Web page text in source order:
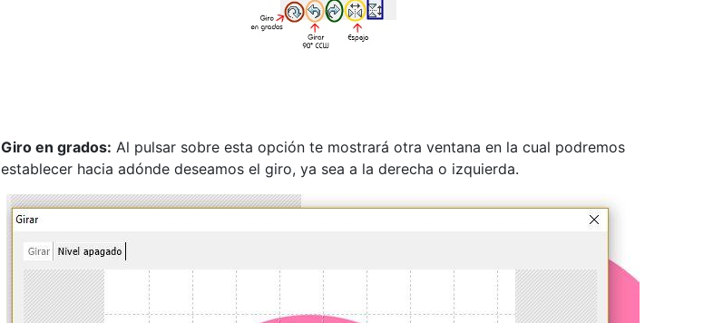
Giro en grados: Al pulsar sobre esta opción te mostrará otra ventana en la cual podremos
establecer hacia adónde deseamos el giro, ya sea a la derecha o izquierda.